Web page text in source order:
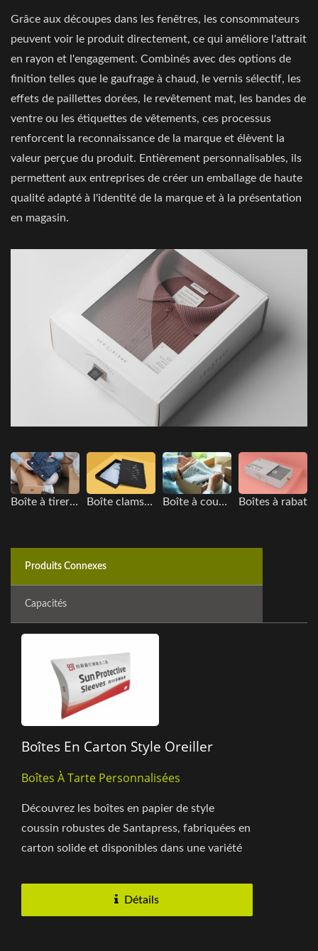
Grâce aux découpes dans les fenêtres, les consommateurs
peuvent voir le produit directement, ce qui améliore l'attrait
en rayon et l'engagement. Combinés avec des options de
finition telles que le gaufrage à chaud, le vernis sélectif, les
effets de paillettes dorées, le revêtement mat, les bandes de
ventre ou les étiquettes de vêtements, ces processus
renforcent la reconnaissance de la marque et élèvent la
valeur perçue du produit. Entièrement personnalisables, ils
permettent aux entreprises de créer un emballage de haute
qualité adapté à l'identité de la marque et à la présentation
en magasin.
Boîte à tirer en papier kraft Boîte clamshell Boîte à couvercle relevable en papier kraft Boîtes à rabat
Produits Connexes
Capacités
Boîtes En Carton Style Oreiller
Boîtes À Tarte Personnalisées
Découvrez les boîtes en papier de style
coussin robustes de Santapress, fabriquées en
carton solide et disponibles dans une variété
Détails